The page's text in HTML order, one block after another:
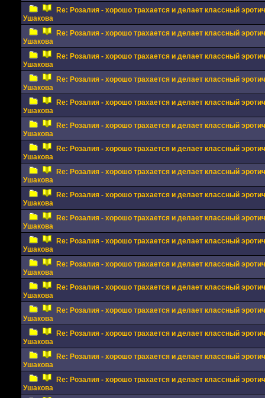
Re: Розалия - хорошо трахается и делает классный
Ушакова
Re: Розалия - хорошо трахается и делает классный
Ушакова
Re: Розалия - хорошо трахается и делает классный
Ушакова
Re: Розалия - хорошо трахается и делает классный
Ушакова
Re: Розалия - хорошо трахается и делает классный
Ушакова
Re: Розалия - хорошо трахается и делает классный
Ушакова
Re: Розалия - хорошо трахается и делает классный
Ушакова
Re: Розалия - хорошо трахается и делает классный
Ушакова
Re: Розалия - хорошо трахается и делает классный
Ушакова
Re: Розалия - хорошо трахается и делает классный
Ушакова
Re: Розалия - хорошо трахается и делает классный
Ушакова
Re: Розалия - хорошо трахается и делает классный
Ушакова
Re: Розалия - хорошо трахается и делает классный
Ушакова
Re: Розалия - хорошо трахается и делает классный
Ушакова
Re: Розалия - хорошо трахается и делает классный
Ушакова
Re: Розалия - хорошо трахается и делает классный
Ушакова
Re: Розалия - хорошо трахается и делает классный
Ушакова